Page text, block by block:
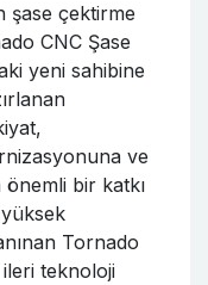
şase çektirme
CNC Şase
yeni sahibine
ve
önemli bir katkı
Tornado
teknoloji